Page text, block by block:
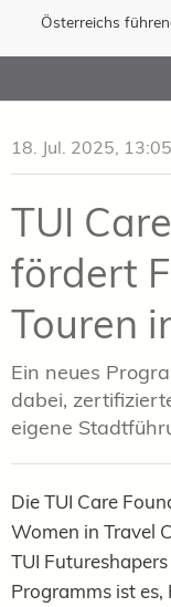
Österreichs
to
18. Jul. 2025, 13:05
TUI
fördert
Touren
Ein neues
dabei,
eigene
Die TUI Care
Women in Travel
TUI
Programms ist